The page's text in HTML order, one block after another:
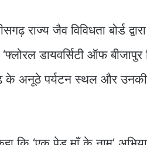
राज्य जैव विविधता बोर्ड
डायवर्सिटी ऑफ
के अनूठे पर्यटन स्थल और उनकी